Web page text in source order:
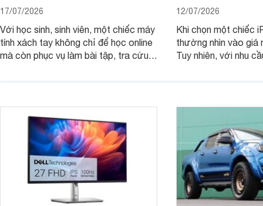
17/07/2026
Với học sinh, sinh viên, một chiếc máy
tính xách tay không chỉ để học online
mà còn phục vụ làm bài tập, tra cứu,
thay vì chỉ so sánh cấu hình trên giấy.
12/07/2026
Khi chọn một chiếc
thường nhìn vào
Tuy nhiên, với nhu
không, dùng được